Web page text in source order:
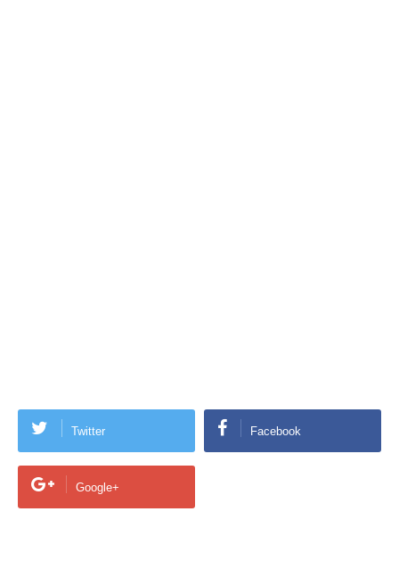
Twitter Facebook
Google+